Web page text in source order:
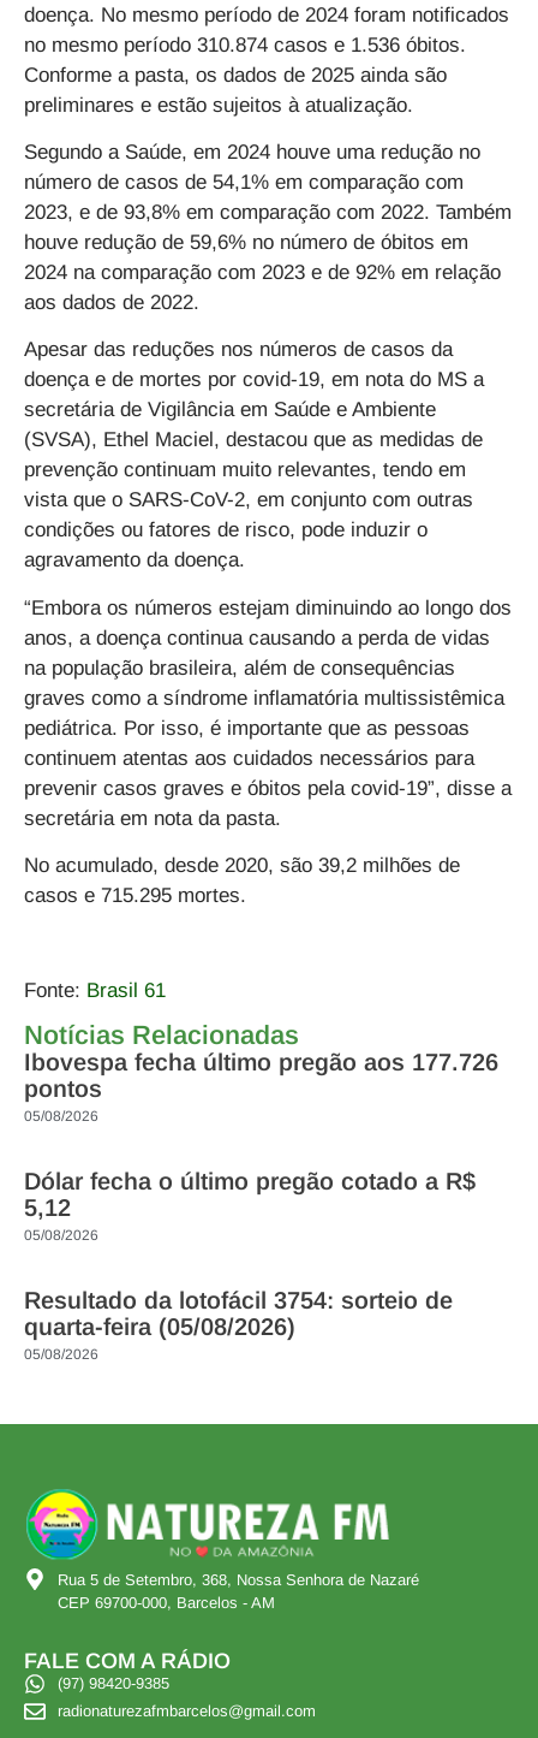
doença. No mesmo período de 2024 foram notificados
no mesmo período 310.874 casos e 1.536 óbitos.
Conforme a pasta, os dados de 2025 ainda são
preliminares e estão sujeitos à atualização.
Segundo a Saúde, em 2024 houve uma redução no
número de casos de 54,1% em comparação com
2023, e de 93,8% em comparação com 2022. Também
houve redução de 59,6% no número de óbitos em
2024 na comparação com 2023 e de 92% em relação
aos dados de 2022.
Apesar das reduções nos números de casos da
doença e de mortes por covid-19, em nota do MS a
secretária de Vigilância em Saúde e Ambiente
(SVSA), Ethel Maciel, destacou que as medidas de
prevenção continuam muito relevantes, tendo em
vista que o SARS-CoV-2, em conjunto com outras
condições ou fatores de risco, pode induzir o
agravamento da doença.
“Embora os números estejam diminuindo ao longo dos
anos, a doença continua causando a perda de vidas
na população brasileira, além de consequências
graves como a síndrome inflamatória multissistêmica
pediátrica. Por isso, é importante que as pessoas
continuem atentas aos cuidados necessários para
prevenir casos graves e óbitos pela covid-19”, disse a
secretária em nota da pasta.
No acumulado, desde 2020, são 39,2 milhões de
casos e 715.295 mortes.
Fonte: Brasil 61
Notícias Relacionadas
Ibovespa fecha último pregão aos 177.726
pontos
05/08/2026
Dólar fecha o último pregão cotado a R$
5,12
05/08/2026
Resultado da lotofácil 3754: sorteio de
quarta-feira (05/08/2026)
05/08/2026
Rua 5 de Setembro, 368, Nossa Senhora de Nazaré
CEP 69700-000, Barcelos - AM
FALE COM A RÁDIO
(97) 98420-9385
radionaturezafmbarcelos@gmail.com